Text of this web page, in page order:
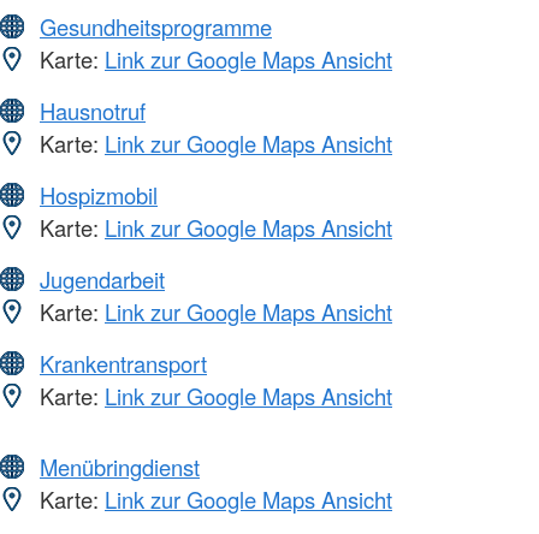
Gesundheitsprogramme
Karte: Link zur Google Maps Ansicht
Hausnotruf
Karte: Link zur Google Maps Ansicht
Hospizmobil
Karte: Link zur Google Maps Ansicht
Jugendarbeit
Karte: Link zur Google Maps Ansicht
Krankentransport
Karte: Link zur Google Maps Ansicht
Menübringdienst
Karte: Link zur Google Maps Ansicht